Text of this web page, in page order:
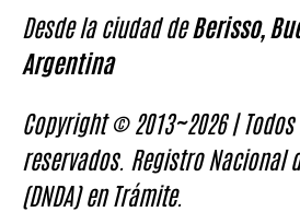
Desde la ciudad deBerisso,
Argentina
Copyright © 2013~2026 |
reservados. Registro Nacional
(DNDA) en Trámite.